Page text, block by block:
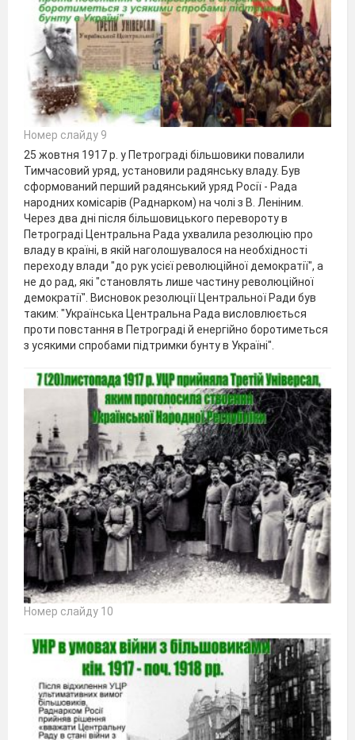
Номер слайду 9
25 жовтня 1917 р. у Петрограді більшовики повалили
Тимчасовий уряд, установили радянську владу. Був
сформований перший радянський уряд Росії - Рада
народних комісарів (Раднарком) на чолі з В. Леніним.
Через два дні після більшовицького перевороту в
Петрограді Центральна Рада ухвалила резолюцію про
владу в країні, в якій наголошувалося на необхідності
переходу влади "до рук усієї революційної демократії", а
не до рад, які "становлять лише частину революційної
демократії". Висновок резолюції Центральної Ради був
таким: "Українська Центральна Рада висловлюється
проти повстання в Петрограді й енергійно боротиметься
з усякими спробами підтримки бунту в Україні".
Номер слайду 10